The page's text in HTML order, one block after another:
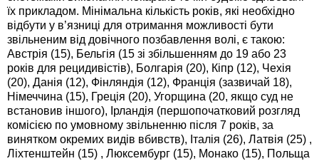
їх прикладом. Мінімальна кількість років, які необхідно
відбути у в’язниці для отримання можливості бути
звільненим від довічного позбавлення волі, є такою:
Австрія (15), Бельгія (15 зі збільшенням до 19 або 23
років для рецидивістів), Болгарія (20), Кіпр (12), Чехія
(20), Данія (12), Фінляндія (12), Франція (зазвичай 18),
Німеччина (15), Греція (20), Угорщина (20, якщо суд не
встановив іншого), Ірландія (першопочатковий розгляд
комісією по умовному звільненню після 7 років, за
винятком окремих видів вбивств), Італія (26), Латвія (25) ,
Ліхтенштейн (15) , Люксембург (15), Монако (15), Польща